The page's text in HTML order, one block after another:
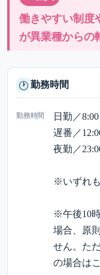
働きやすい制度
が異業種から
🕐 勤務時間
勤務時間
日勤／
遅番／
夜勤／
※いずれ
※午後10
場合、原
せん。た
の場合は